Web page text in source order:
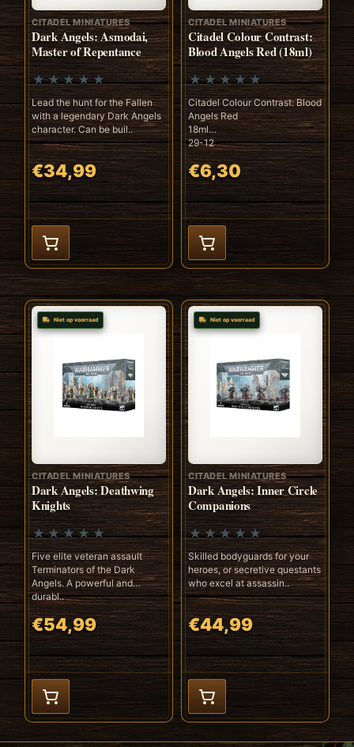
CITADEL MINIATURES
Dark Angels: Asmodai,
Master of Repentance
Lead the hunt for the Fallen
with a legendary Dark Angels
character. Can be buil..
€34,99
CITADEL MINIATURES
Citadel Colour Contrast:
Blood Angels Red (18ml)
Citadel Colour Contrast: Blood
Angels Red
18ml
29-12
€6,30
Niet op voorraad
CITADEL MINIATURES
Dark Angels: Deathwing
Knights
Five elite veteran assault
Terminators of the Dark
Angels. A powerful and
durabl..
€54,99
Niet op voorraad
CITADEL MINIATURES
Dark Angels: Inner Circle
Companions
Skilled bodyguards for your
heroes, or secretive questants
who excel at assassin..
€44,99